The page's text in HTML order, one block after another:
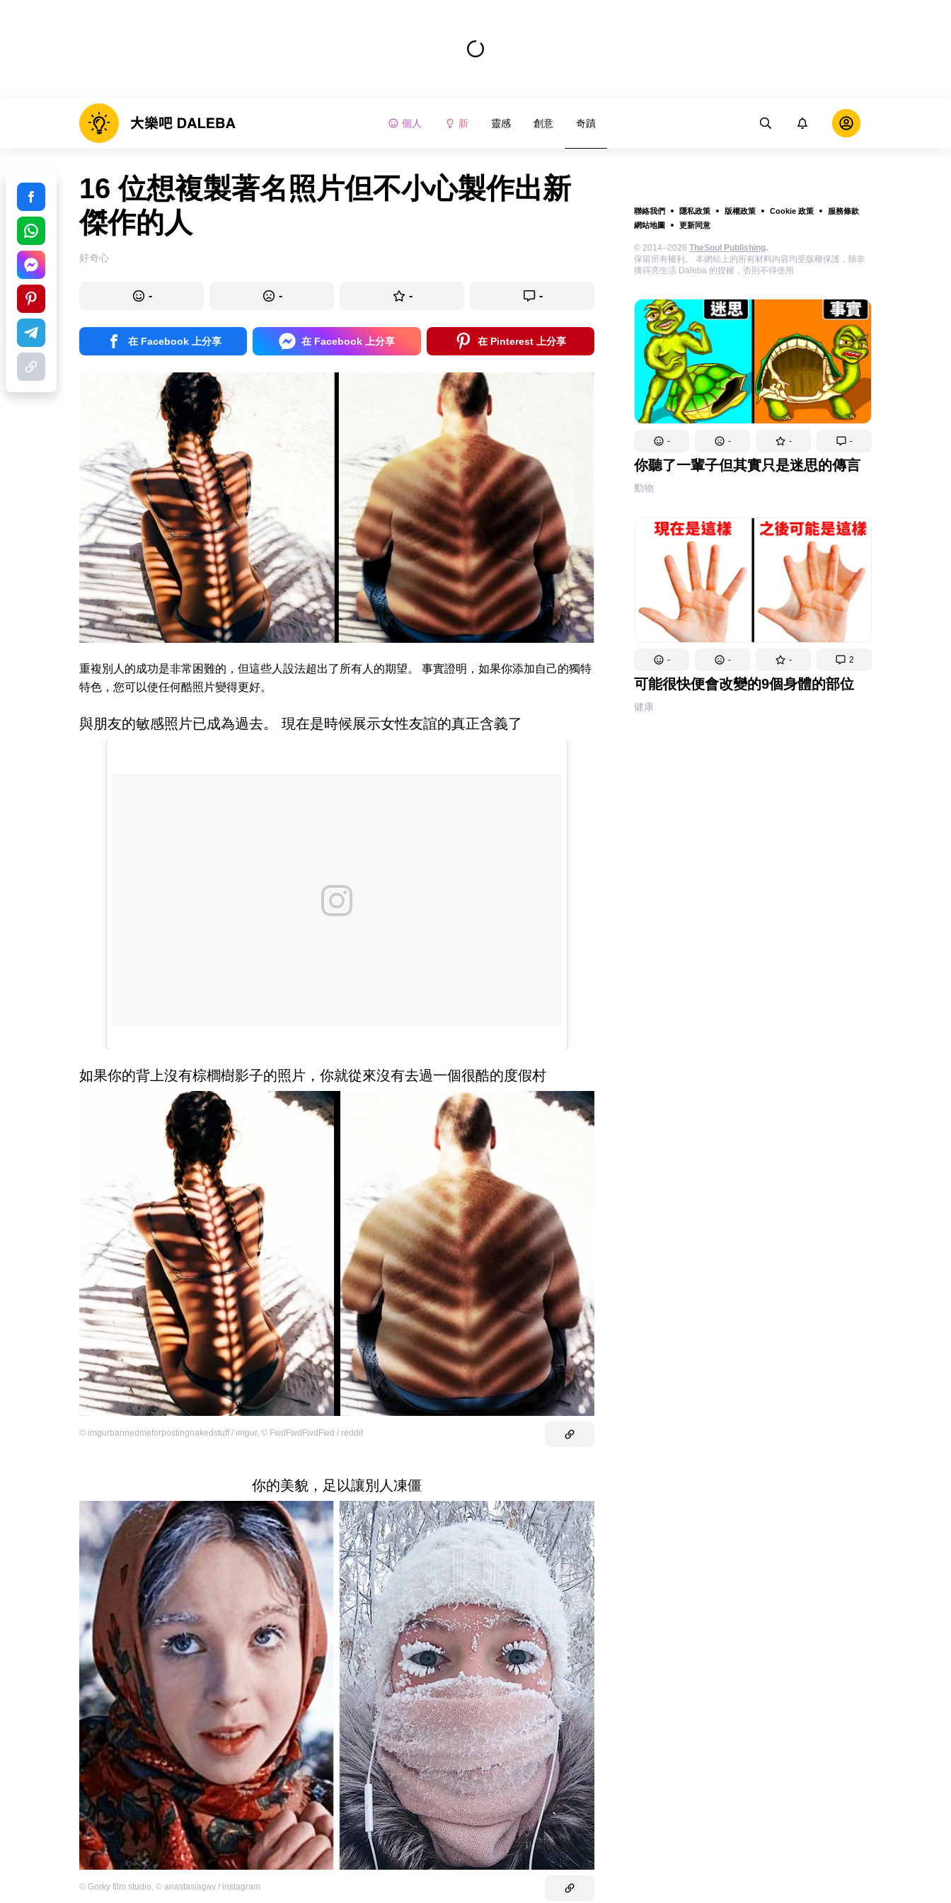
個人 新 靈感 創意 奇蹟
聯絡我們 隱私政策 版權政策 Cookie 政策
服務條款
網站地圖
更新同意
© 2014–2026 TheSoul Publishing.
保留所有權利。 本網站上的所有材料內容均受版權保護，除非
獲得亮生活 Daleba 的授權，否則不得使用
- - - -
你聽了一輩子但其實只是迷思的傳言
動物
- - - 2
可能很快便會改變的9個身體的部位
健康
16 位想複製著名照片但不小心製作出新
傑作的人
好奇心
- - - -
在 Facebook 上分享 在 Facebook 上分享 在 Pinterest 上分享
重複別人的成功是非常困難的，但這些人設法超出了所有人的期望。 事實證明，如果你添加自己的獨特
特色，您可以使任何酷照片變得更好。
與朋友的敏感照片已成為過去。 現在是時候展示女性友誼的真正含義了
如果你的背上沒有棕櫚樹影子的照片，你就從來沒有去過一個很酷的度假村
© imgurbannedmeforpostingnakedstuff / imgur, © FwdFwdFwdFwd / reddit
你的美貌，足以讓別人凍僵
© Gorky film studio, © anastasiagav / instagram